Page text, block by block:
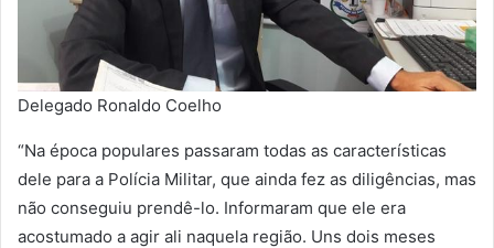
Delegado Ronaldo Coelho
“Na época populares passaram todas as características
dele para a Polícia Militar, que ainda fez as diligências, mas
não conseguiu prendê-lo. Informaram que ele era
acostumado a agir ali naquela região. Uns dois meses